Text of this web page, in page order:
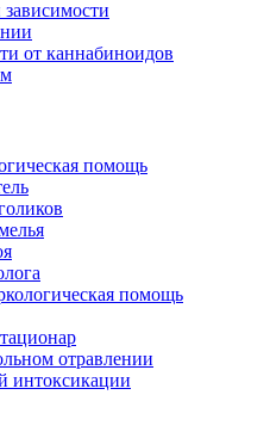
от каннабиноидов
помощь
помощь
отравлении
интоксикации